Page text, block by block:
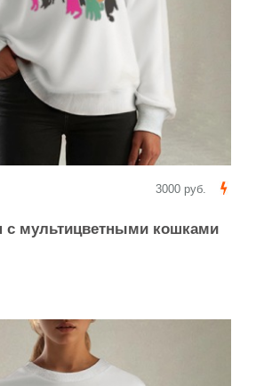
3000 руб.
с мультицветными кошками